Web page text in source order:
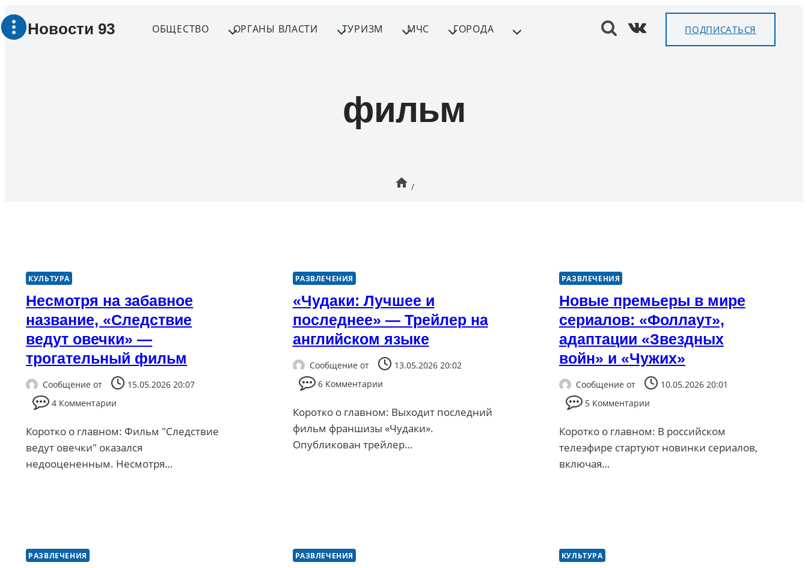
Перейти
Новости 93 ОБЩЕСТВО ОРГАНЫ ВЛАСТИ ТУРИЗМ МЧС ГОРОДА ПОДПИСАТЬСЯ
фильм
/
КУЛЬТУРА
Несмотря на забавное
название, «Следствие
ведут овечки» —
трогательный фильм
Сообщение от
15.05.2026 20:07
4 Комментарии
Коротко о главном: Фильм "Следствие
ведут овечки" оказался
недооцененным. Несмотря…
РАЗВЛЕЧЕНИЯ
«Чудаки: Лучшее и
последнее» — Трейлер на
английском языке
Сообщение от
13.05.2026 20:02
6 Комментарии
Коротко о главном: Выходит последний
фильм франшизы «Чудаки».
Опубликован трейлер…
РАЗВЛЕЧЕНИЯ
Новые премьеры в мире
сериалов: «Фоллаут»,
адаптации «Звездных
войн» и «Чужих»
Сообщение от
10.05.2026 20:01
5 Комментарии
Коротко о главном: В российском
телеэфире стартуют новинки сериалов,
включая…
РАЗВЛЕЧЕНИЯ РАЗВЛЕЧЕНИЯ КУЛЬТУРА